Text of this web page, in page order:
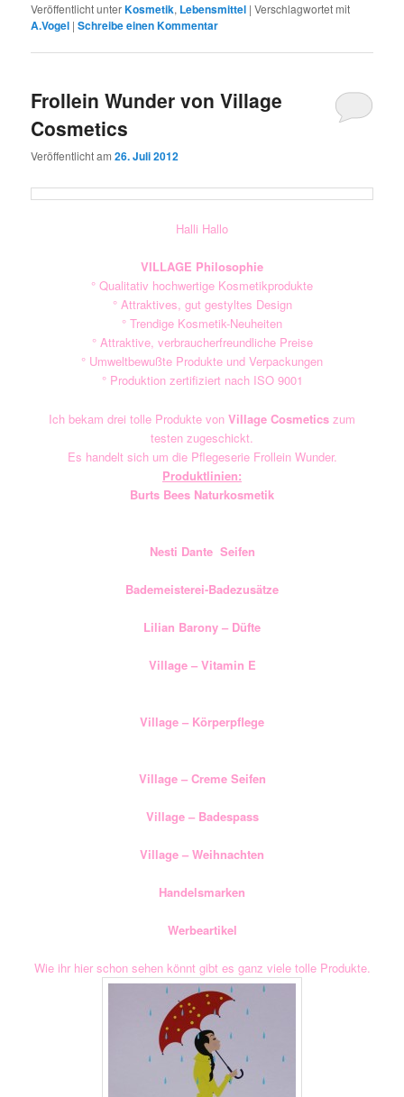
Veröffentlicht unterKosmetik, Lebensmittel |Verschlagwortet mit
A.Vogel |Schreibe einen Kommentar
Frollein Wunder von Village
Cosmetics
Veröffentlicht am26. Juli 2012
Halli Hallo
VILLAGE Philosophie
° Qualitativ hochwertige Kosmetikprodukte
° Attraktives, gut gestyltes Design
° Trendige Kosmetik-Neuheiten
° Attraktive, verbraucherfreundliche Preise
° Umweltbewußte Produkte und Verpackungen
° Produktion zertifiziert nach ISO 9001
Ich bekam drei tolle Produkte von Village Cosmetics zum
testen zugeschickt.
Es handelt sich um die Pflegeserie Frollein Wunder.
Produktlinien:
Burts Bees Naturkosmetik
Nesti Dante Seifen
Bademeisterei-Badezusätze
Lilian Barony – Düfte
Village – Vitamin E
Village – Körperpflege
Village – Creme Seifen
Village – Badespass
Village – Weihnachten
Handelsmarken
Werbeartikel
Wie ihr hier schon sehen könnt gibt es ganz viele tolle Produkte.